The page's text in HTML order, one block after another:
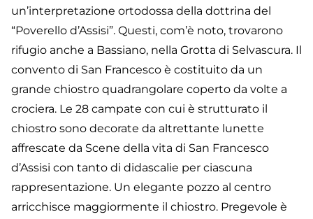
un’interpretazione ortodossa della dottrina del
“Poverello d’Assisi”. Questi, com’è noto, trovarono
rifugio anche a Bassiano, nella Grotta di Selvascura. Il
convento di San Francesco è costituito da un
grande chiostro quadrangolare coperto da volte a
crociera. Le 28 campate con cui è strutturato il
chiostro sono decorate da altrettante lunette
affrescate da Scene della vita di San Francesco
d’Assisi con tanto di didascalie per ciascuna
rappresentazione. Un elegante pozzo al centro
arricchisce maggiormente il chiostro. Pregevole è